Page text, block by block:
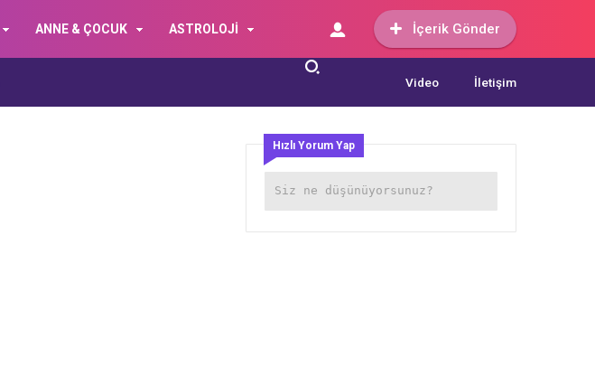
ANNE & ÇOCUK ASTROLOJİ İçerik Gönder
Video İletişim
Hızlı Yorum Yap